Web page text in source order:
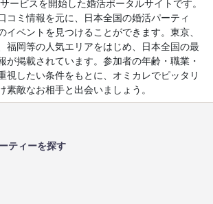
ービスを開始した婚活ポータルサイトです。
コミ情報を元に、日本全国の婚活パーティ
イベントを見つけることができます。東京、
福岡等の人気エリアをはじめ、日本全国の最
が掲載されています。参加者の年齢・職業・
視したい条件をもとに、オミカレでピッタリ
素敵なお相手と出会いましょう。
ティーを探す